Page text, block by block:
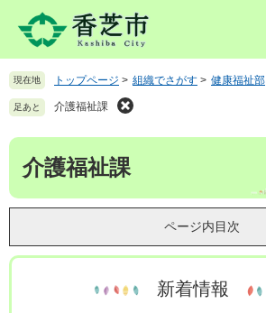
先
頭
す
を
飛
し
文
現在地 トップページ > 組織でさがす > 健康福祉部
足あと 介護福祉課
本
介護福祉課
ページ内目次
新着情報